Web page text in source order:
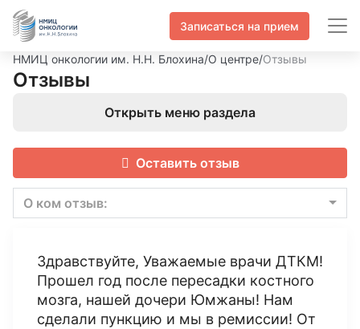
Записаться на прием
НМИЦ онкологии им. Н.Н. Блохина/О центре/Отзывы
Отзывы
Открыть меню раздела
Оставить отзыв
О ком отзыв:
Здравствуйте, Уважаемые врачи ДТКМ!
Прошел год после пересадки костного
мозга, нашей дочери Юмжаны! Нам
сделали пункцию и мы в ремиссии! От